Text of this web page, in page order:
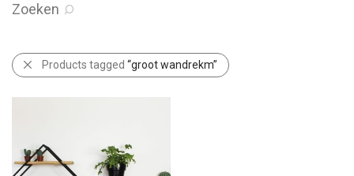
Zoeken
Products tagged “groot wandrekm”